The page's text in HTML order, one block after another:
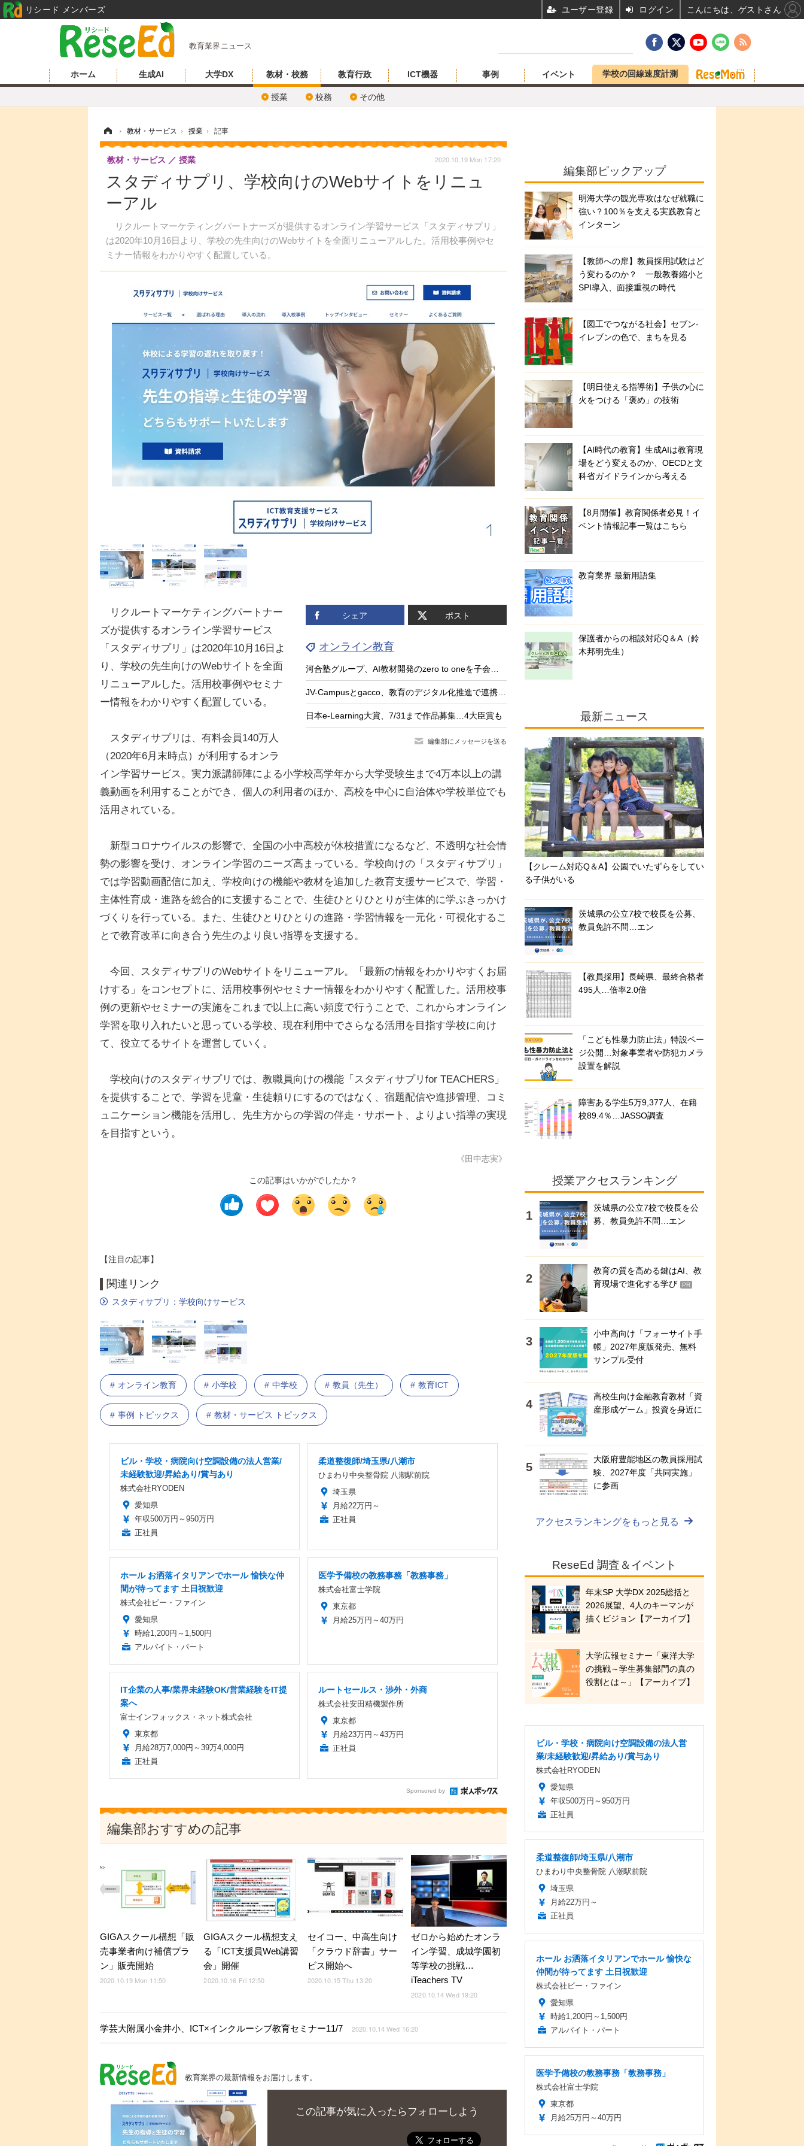
教育業界ニュース
ホーム 生成AI 大学DX 教材・校務
授業 校務 その他
教育行政 ICT機器 事例 イベント 学校の回線速度計測
› 教材・サービス › 授業 › 記事
スタディサプリ、学校向けのWebサイトをリニュ
ーアル
リクルートマーケティングパートナーズが提供するオンライン学習サービス「スタディサプリ」
は2020年10月16日より、学校の先生向けのWebサイトを全面リニューアルした。活用校事例やセ
ミナー情報をわかりやすく配置している。
教材・サービス 授業 2020.10.19 Mon 17:20
シェア ポスト
オンライン教育
河合塾グループ、AI教材開発のzero to oneを子会社化
JV-Campusとgacco、教育のデジタル化推進で連携…LOI締結
日本e-Learning大賞、7/31まで作品募集…4大臣賞も
編集部にメッセージを送る
リクルートマーケティングパートナー
ズが提供するオンライン学習サービス
「スタディサプリ」は2020年10月16日よ
り、学校の先生向けのWebサイトを全面
リニューアルした。活用校事例やセミナ
ー情報をわかりやすく配置している。
スタディサプリは、有料会員140万人
（2020年6月末時点）が利用するオンラ
イン学習サービス。実力派講師陣による小学校高学年から大学受験生まで4万本以上の講
義動画を利用することができ、個人の利用者のほか、高校を中心に自治体や学校単位でも
活用されている。
新型コロナウイルスの影響で、全国の小中高校が休校措置になるなど、不透明な社会情
勢の影響を受け、オンライン学習のニーズ高まっている。学校向けの「スタディサプリ」
では学習動画配信に加え、学校向けの機能や教材を追加した教育支援サービスで、学習・
主体性育成・進路を総合的に支援することで、生徒ひとりひとりが主体的に学ぶきっかけ
づくりを行っている。また、生徒ひとりひとりの進路・学習情報を一元化・可視化するこ
とで教育改革に向き合う先生のより良い指導を支援する。
今回、スタディサプリのWebサイトをリニューアル。「最新の情報をわかりやすくお届
けする」をコンセプトに、活用校事例やセミナー情報をわかりやすく配置した。活用校事
例の更新やセミナーの実施をこれまで以上に高い頻度で行うことで、これからオンライン
学習を取り入れたいと思っている学校、現在利用中でさらなる活用を目指す学校に向け
て、役立てるサイトを運営していく。
学校向けのスタディサプリでは、教職員向けの機能「スタディサプリfor TEACHERS」
を提供することで、学習を児童・生徒頼りにするのではなく、宿題配信や進捗管理、コミ
ュニケーション機能を活用し、先生方からの学習の伴走・サポート、よりよい指導の実現
を目指すという。
《田中志実》
この記事はいかがでしたか？
【注目の記事】
関連リンク
スタディサプリ：学校向けサービス
オンライン教育 小学校 中学校 教員（先生） 教育ICT
事例 トピックス 教材・サービス トピックス
ビル・学校・病院向け空調設備の法人営業/
未経験歓迎/昇給あり/賞与あり
株式会社RYODEN
愛知県
年収500万円～950万円
正社員
柔道整復師/埼玉県/八潮市
ひまわり中央整骨院 八潮駅前院
埼玉県
月給22万円～
正社員
ホール お洒落イタリアンでホール 愉快な仲
間が待ってます 土日祝歓迎
株式会社ビー・ファイン
愛知県
時給1,200円～1,500円
アルバイト・パート
医学予備校の教務事務「教務事務」
株式会社富士学院
東京都
月給25万円～40万円
IT企業の人事/業界未経験OK/営業経験をIT提
案へ
富士インフォックス・ネット株式会社
東京都
月給28万7,000円～39万4,000円
正社員
ルートセールス・渉外・外商
株式会社安田精機製作所
東京都
月給23万円～43万円
正社員
Sponsored by
編集部おすすめの記事
GIGAスクール構想「販
売事業者向け補償プラ
ン」販売開始
2020.10.19 Mon 11:50
GIGAスクール構想支え
る「ICT支援員Web講習
会」開催
2020.10.16 Fri 12:50
セイコー、中高生向け
「クラウド辞書」サー
ビス開始へ
2020.10.15 Thu 13:20
ゼロから始めたオンラ
イン学習、成城学園初
等学校の挑戦…
iTeachers TV
2020.10.14 Wed 19:20
学芸大附属小金井小、ICT×インクルーシブ教育セミナー11/7 2020.10.14 Wed 16:20
教育業界の最新情報をお届けします。
この記事が気に入ったらフォローしよう
編集部ピックアップ
明海大学の観光専攻はなぜ就職に
強い？100％を支える実践教育と
インターン
【教師への扉】教員採用試験はど
う変わるのか？ 一般教養縮小と
SPI導入、面接重視の時代
【図工でつながる社会】セブン‐
イレブンの色で、まちを見る
【明日使える指導術】子供の心に
火をつける「褒め」の技術
【AI時代の教育】生成AIは教育現
場をどう変えるのか、OECDと文
科省ガイドラインから考える
【8月開催】教育関係者必見！イ
ベント情報記事一覧はこちら
教育業界 最新用語集
保護者からの相談対応Q＆A（鈴
木邦明先生）
最新ニュース
【クレーム対応Q＆A】公園でいたずらをしてい
る子供がいる
茨城県の公立7校で校長を公募、
教員免許不問…エン
【教員採用】長崎県、最終合格者
495人…倍率2.0倍
「こども性暴力防止法」特設ペー
ジ公開…対象事業者や防犯カメラ
設置を解説
障害ある学生5万9,377人、在籍
校89.4％…JASSO調査
授業アクセスランキング
茨城県の公立7校で校長を公
募、教員免許不問…エン
教育の質を高める鍵はAI、教
育現場で進化する学び
PR
小中高向け「フォーサイト手
帳」2027年度版発売、無料
サンプル受付
高校生向け金融教育教材「資
産形成ゲーム」投資を身近に
大阪府豊能地区の教員採用試
験、2027年度「共同実施」
に参画
アクセスランキングをもっと見る
ReseEd 調査＆イベント
年末SP 大学DX 2025総括と
2026展望、4人のキーマンが
描くビジョン【アーカイブ】
大学広報セミナー「東洋大学
の挑戦～学生募集部門の真の
役割とは～」【アーカイブ】
ビル・学校・病院向け空調設備の法人営
業/未経験歓迎/昇給あり/賞与あり
株式会社RYODEN
愛知県
年収500万円～950万円
正社員
柔道整復師/埼玉県/八潮市
ひまわり中央整骨院 八潮駅前院
埼玉県
月給22万円～
正社員
ホール お洒落イタリアンでホール 愉快な
仲間が待ってます 土日祝歓迎
株式会社ビー・ファイン
愛知県
時給1,200円～1,500円
アルバイト・パート
医学予備校の教務事務「教務事務」
株式会社富士学院
東京都
月給25万円～40万円
リシード メンバーズ ユーザー登録 ログイン こんにちは、ゲストさん